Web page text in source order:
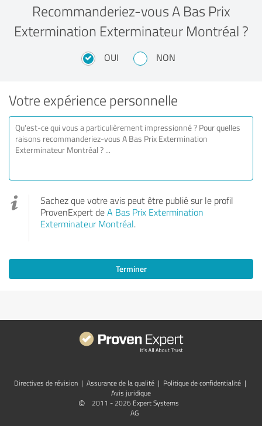
Recommanderiez-vous A Bas Prix
Extermination Exterminateur Montréal ?
OUI NON
Votre expérience personnelle
Sachez que votre avis peut être publié sur le profil
ProvenExpert deA Bas Prix Extermination
Exterminateur Montréal.
Terminer
Directives de révision | Assurance de la qualité | Politique de confidentialité |
Avis juridique
©
2011 - 2026 Expert Systems
AG